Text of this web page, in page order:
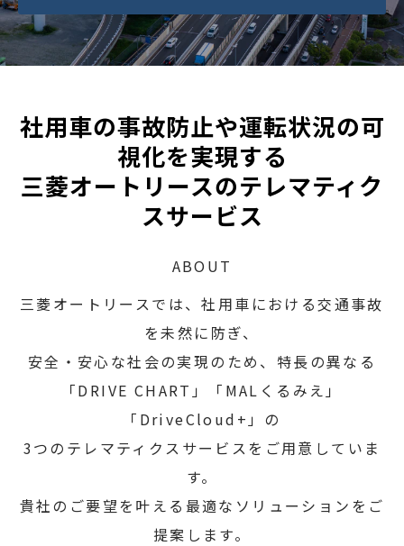
社用車の事故防止や運転状況の可
視化を実現する
三菱オートリースのテレマティク
スサービス
ABOUT
三菱オートリースでは、社用車における交通事故
を未然に防ぎ、
安全・安心な社会の実現のため、特長の異なる
「DRIVE CHART」「MALくるみえ」
「DriveCloud+」の
3つのテレマティクスサービスをご用意していま
す。
貴社のご要望を叶える最適なソリューションをご
提案します。